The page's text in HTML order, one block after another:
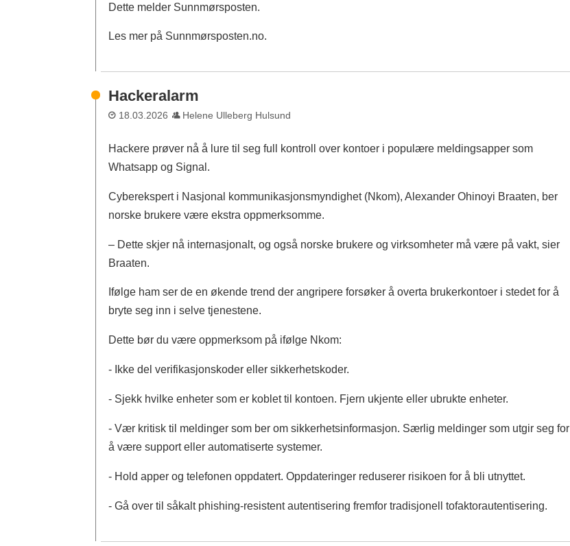
Dette melder Sunnmørsposten.
Les mer på Sunnmørsposten.no.
Hackeralarm
18.03.2026 Helene Ulleberg Hulsund
Hackere prøver nå å lure til seg full kontroll over kontoer i populære meldingsapper som
Whatsapp og Signal.
Cyberekspert i Nasjonal kommunikasjonsmyndighet (Nkom), Alexander Ohinoyi Braaten, ber
norske brukere være ekstra oppmerksomme.
– Dette skjer nå internasjonalt, og også norske brukere og virksomheter må være på vakt, sier
Braaten.
Ifølge ham ser de en økende trend der angripere forsøker å overta brukerkontoer i stedet for å
bryte seg inn i selve tjenestene.
Dette bør du være oppmerksom på ifølge Nkom:
- Ikke del verifikasjonskoder eller sikkerhetskoder.
- Sjekk hvilke enheter som er koblet til kontoen. Fjern ukjente eller ubrukte enheter.
- Vær kritisk til meldinger som ber om sikkerhetsinformasjon. Særlig meldinger som utgir seg for
å være support eller automatiserte systemer.
- Hold apper og telefonen oppdatert. Oppdateringer reduserer risikoen for å bli utnyttet.
- Gå over til såkalt phishing-resistent autentisering fremfor tradisjonell tofaktorautentisering.